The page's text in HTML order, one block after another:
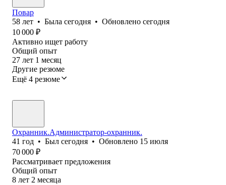
Повар
58 лет • Была сегодня • Обновлено сегодня
10 000 ₽
Активно ищет работу
Общий опыт
27 лет 1 месяц
Другие резюме
Ещё 4 резюме
Охранник.Администратор-охранник.
41 год • Был сегодня • Обновлено 15 июля
70 000 ₽
Рассматривает предложения
Общий опыт
8 лет 2 месяца